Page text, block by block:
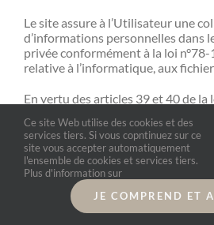
Le site assure à l’Utilisateur une
d’informations personnelles dans
privée conformément à la loi
relative à l’informatique, aux
En vertu des articles 39 et 40 de la
rectification, de suppression et
données personnelles.
son espace personnel ;
par mail à contact@anderias.fr;
par voie postale à Bruno De Clerck
Ce site Web utilise des cookies et des
services tiers. Si vous copntinuez sur ce
site vous accepter automatiquement
l'ensemble de cookies et services tiers.
Plus d'information sur
JE COMPREND ET